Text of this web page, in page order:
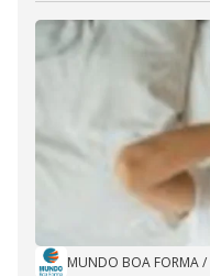
MUNDO BOA FORMA/